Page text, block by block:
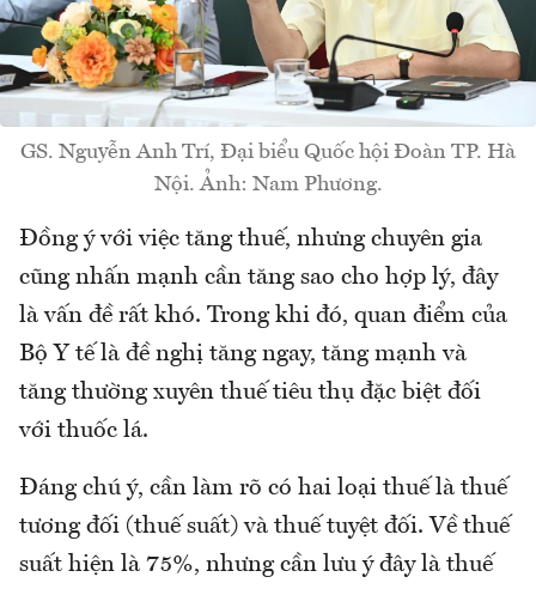
GS. Nguyễn Anh Trí, Đại biểu Quốc hội Đoàn TP. Hà
Nội. Ảnh: Nam Phương.
Đồng ý với việc tăng thuế, nhưng chuyên gia
cũng nhấn mạnh cần tăng sao cho hợp lý, đây
là vấn đề rất khó. Trong khi đó, quan điểm của
Bộ Y tế là đề nghị tăng ngay, tăng mạnh và
tăng thường xuyên thuế tiêu thụ đặc biệt đối
với thuốc lá.
Đáng chú ý, cần làm rõ có hai loại thuế là thuế
tương đối (thuế suất) và thuế tuyệt đối. Về thuế
suất hiện là 75%, nhưng cần lưu ý đây là thuế